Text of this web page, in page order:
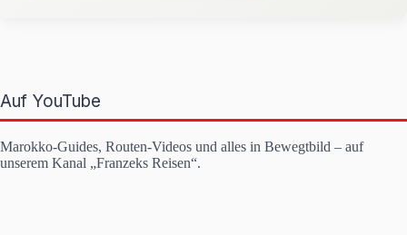
Auf YouTube
Marokko-Guides, Routen-Videos und alles in Bewegtbild – auf
unserem Kanal „Franzeks Reisen“.